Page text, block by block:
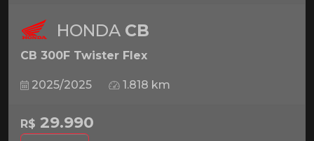
HONDA CB
CB 300F Twister Flex
2025/2025 1.818 km
R$ 29.990